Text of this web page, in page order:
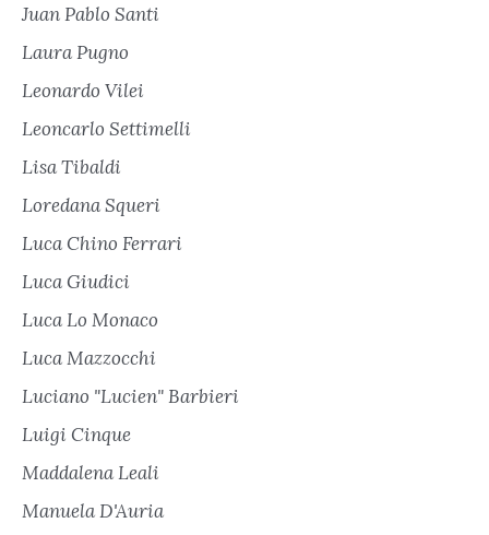
Juan Pablo Santi
Laura Pugno
Leonardo Vilei
Leoncarlo Settimelli
Lisa Tibaldi
Loredana Squeri
Luca Chino Ferrari
Luca Giudici
Luca Lo Monaco
Luca Mazzocchi
Luciano "Lucien" Barbieri
Luigi Cinque
Maddalena Leali
Manuela D'Auria